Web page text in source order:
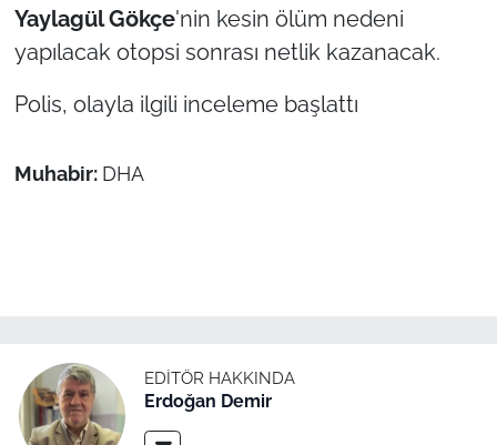
Yaylagül Gökçe'nin kesin ölüm nedeni
yapılacak otopsi sonrası netlik kazanacak.
Polis, olayla ilgili inceleme başlattı
Muhabir: DHA
EDITÖR HAKKINDA
Erdoğan Demir
Bilim Teknoloji
English News
Finans